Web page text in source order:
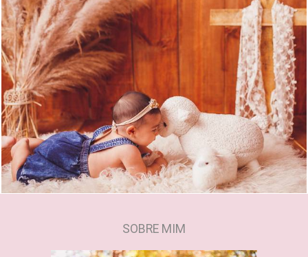
1340 0
SOBRE MIM